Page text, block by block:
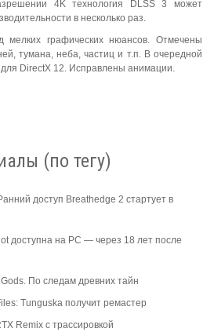
4K технология DLSS 3 может
в несколько раз.
мелких графических нюансов. Отмечены
тумана, неба, частиц и т.п. В очередной
DirectX 12. Исправлены анимации.
(по тегу)
доступ Breathedge 2 стартует в
доступна на PC — через 18 лет после
По следам древних тайн
Tunguska получит ремастер
Remix с трассировкой